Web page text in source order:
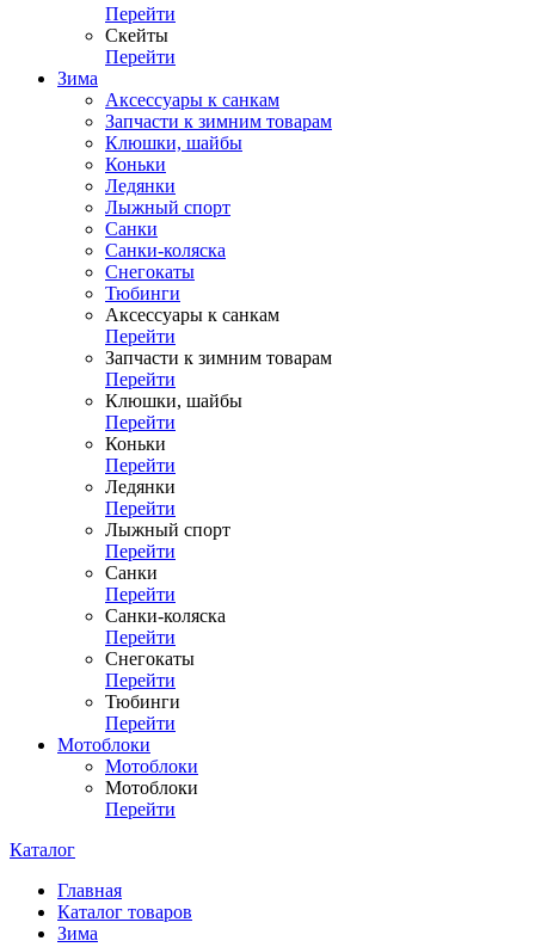
Перейти
Скейты
Перейти
Зима
Аксессуары к санкам
Запчасти к зимним товарам
Клюшки, шайбы
Коньки
Ледянки
Лыжный спорт
Санки
Санки-коляска
Снегокаты
Тюбинги
Аксессуары к санкам
Перейти
Запчасти к зимним товарам
Перейти
Клюшки, шайбы
Перейти
Коньки
Перейти
Ледянки
Перейти
Лыжный спорт
Перейти
Санки
Перейти
Санки-коляска
Перейти
Снегокаты
Перейти
Тюбинги
Перейти
Мотоблоки
Мотоблоки
Мотоблоки
Перейти
Каталог
Главная
Каталог товаров
Зима